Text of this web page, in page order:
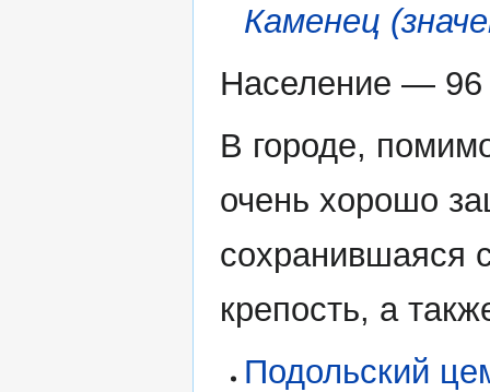
Каменец
Население — 96
В городе,
очень хорошо
сохранившаяся
крепость, а
Подольский